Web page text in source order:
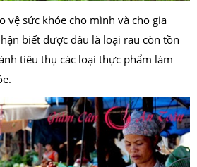
vệ sức khỏe cho mình và cho gia
biết được đâu là loại rau còn tồn
tiêu thụ các loại thực phẩm làm